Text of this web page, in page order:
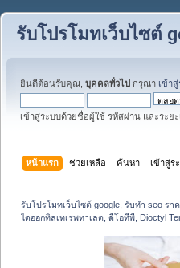
รับโปรโมทเว็บไซต์
ยินดีต้อนรับคุณ, บุคคลทั่วไป กรุณา เข้า
เข้าสู่ระบบด้วยชื่อผู้ใช้ รหัสผ่าน และระย
หน้าแรก ช่วยเหลือ ค้นหา เข้าสู่ร
รับโปรโมทเว็บไซต์ google, รับทำ seo รา
ไดออกทิลเทเรพทาเลต, ดีโอทีพี, Dioctyl